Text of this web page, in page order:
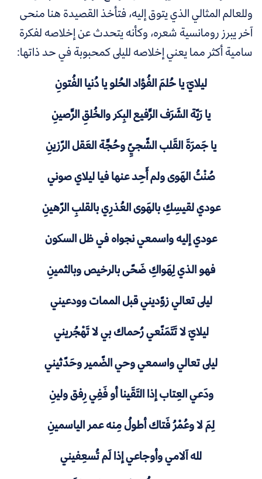
وللعالم المثالي الذي يتوق إليه، فتأخذ القصيدة هنا منحى
آخر يبرز رومانسية شعره، وكأنه يتحدث عن إخلاصه لفكرة
سامية أكثر مما يعني إخلاصه لليلى كمحبوبة في حد ذاتها:
ليلايَ يا حُلمَ الفُؤاد الحُلو يا دُنيا الفُتونِ
يا رَبّة الشَرَف الرَّفيع البِكر والخُلقِ الرَّصينِ
يا جَمرَةَ القَلب الشّجيِّ وحُجَّة العَقل الرّزينِ
صُنْتُ الهَوى ولم أَحِد عنها فيا ليلاي صوني
عودي لقيسِكِ بالهَوى العُذرِي بالقلبِ الرّهينِ
عودي إليه واسمعي نجواه في ظل السكون
فهو الذي لِهَواكِ ضَحّى بالرخيص وبالثمينِ
ليلى تعالي زوّديني قبل الممات وودعيني
ليلايَ لا تَتَمَنّعي رُحماك بي لا تَهْجُريني
ليلى تعالي واسمعي وحي الضّمير وحَدّثيني
ودَعي العِتاب إذا التَقَينا أو فَفِي رِفق ولينِ
لِمَ لا وعُمْرُ فَتاك أطولُ مِنه عمر الياسمينِ
لله آلامي وأوجاعي إذا لَم تُسعِفيني